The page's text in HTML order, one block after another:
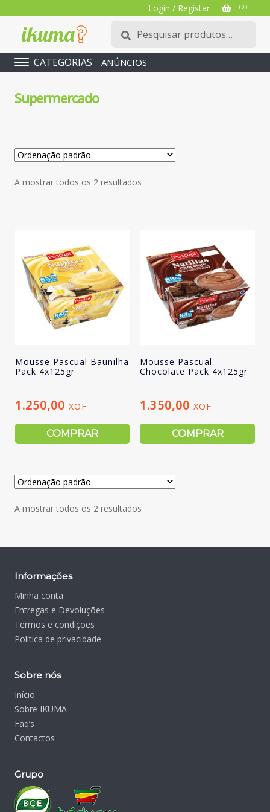
Login / Registar ( 0 )
Pesquisar
por:
Pesquisa
CATEGORIAS ANÚNCIOS
A mostrar todos os 2 resultados
Mousse Pascual Baunilha
Pack 4x125gr
1.250,00 XOF
COMPRAR
Mousse Pascual
Chocolate Pack 4x125gr
1.350,00XOF
COMPRAR
A mostrar todos os 2 resultados
Supermercado
Informações
Minha conta
Entregas e Devoluções
Termos e condições
Política de privacidade
Sobre nós
Início
Sobre IKUMA
Faq’s
Contactos
Grupo